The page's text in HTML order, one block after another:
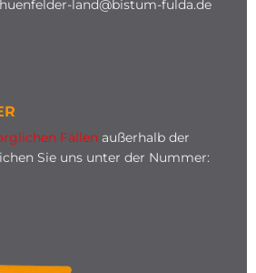
land@bistum-fulda.de
Fällen außerhalb der
Sie uns unter der Nummer: